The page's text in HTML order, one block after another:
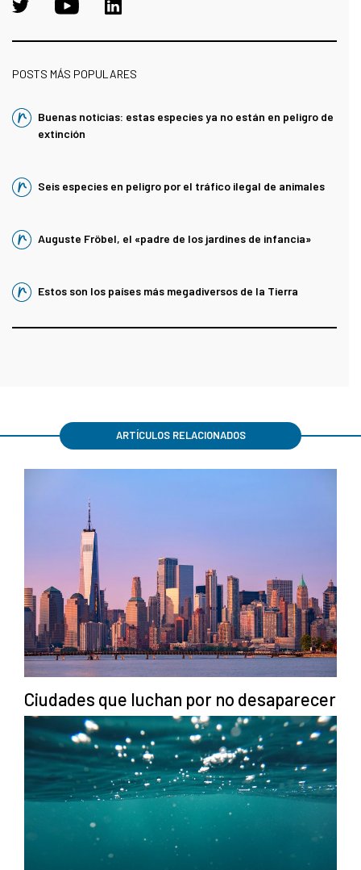
POSTS MÁS POPULARES
Buenas noticias: estas especies ya no están en peligro de
extinción
Seis especies en peligro por el tráfico ilegal de animales
Auguste Fröbel, el «padre de los jardines de infancia»
Estos son los países más megadiversos de la Tierra
ARTÍCULOS RELACIONADOS
Ciudades que luchan por no desaparecer